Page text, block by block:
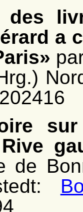
des
a
de